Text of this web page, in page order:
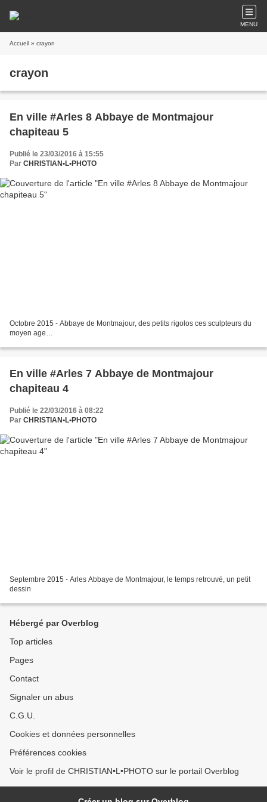
MENU
Accueil » crayon
crayon
En ville #Arles 8 Abbaye de Montmajour
chapiteau 5
Publié le 23/03/2016 à 15:55
Par CHRISTIAN•L•PHOTO
Octobre 2015 - Abbaye de Montmajour, des petits rigolos ces sculpteurs du
moyen age…
En ville #Arles 7 Abbaye de Montmajour
chapiteau 4
Publié le 22/03/2016 à 08:22
Par CHRISTIAN•L•PHOTO
Septembre 2015 - Arles Abbaye de Montmajour, le temps retrouvé, un petit
dessin
Hébergé par Overblog
Top articles
Pages
Contact
Signaler un abus
C.G.U.
Cookies et données personnelles
Préférences cookies
Voir le profil de CHRISTIAN•L•PHOTO sur le portail Overblog